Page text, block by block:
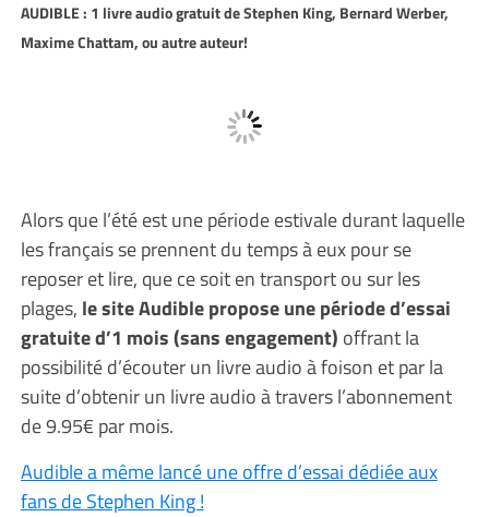
AUDIBLE : 1 livre audio gratuit de Stephen King, Bernard Werber,
Maxime Chattam, ou autre auteur!
Alors que l’été est une période estivale durant laquelle
les français se prennent du temps à eux pour se
reposer et lire, que ce soit en transport ou sur les
plages, le site Audible propose une période d’essai
gratuite d’1 mois (sans engagement) offrant la
possibilité d’écouter un livre audio à foison et par la
suite d’obtenir un livre audio à travers l’abonnement
de 9.95€ par mois.
Audible a même lancé une offre d’essai dédiée aux
fans de Stephen King !